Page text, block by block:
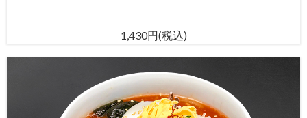
1,430円(税込)